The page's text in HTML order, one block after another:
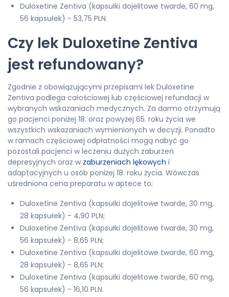
Duloxetine Zentiva (kapsułki dojelitowe twarde, 60 mg,
56 kapsułek) - 53,75 PLN.
Czy lek Duloxetine Zentiva
jest refundowany?
Zgodnie z obowiązującymi przepisami lek Duloxetine
Zentiva podlega całościowej lub częściowej refundacji w
wybranych wskazaniach medycznych. Za darmo otrzymują
go pacjenci poniżej 18. oraz powyżej 65. roku życia we
wszystkich wskazaniach wymienionych w decyzji. Ponadto
w ramach częściowej odpłatności mogą nabyć go
pozostali pacjenci w leczeniu dużych zaburzeń
depresyjnych oraz w zaburzeniach lękowych i
adaptacyjnych u osób poniżej 18. roku życia. Wówczas
uśredniona cena preparatu w aptece to:
Duloxetine Zentiva (kapsułki dojelitowe twarde, 30 mg,
28 kapsułek) - 4,90 PLN;
Duloxetine Zentiva (kapsułki dojelitowe twarde, 30 mg,
56 kapsułek) - 8,65 PLN;
Duloxetine Zentiva (kapsułki dojelitowe twarde, 60 mg,
28 kapsułek) - 8,65 PLN;
Duloxetine Zentiva (kapsułki dojelitowe twarde, 60 mg,
56 kapsułek) - 16,10 PLN.